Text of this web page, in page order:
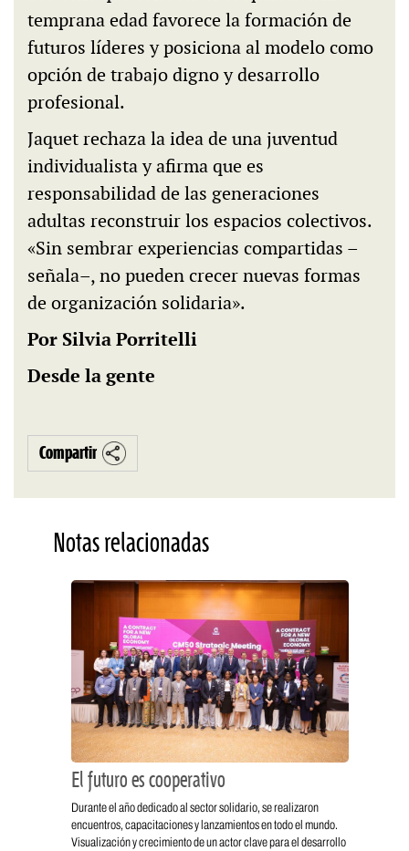
temprana edad favorece la formación de
futuros líderes y posiciona al modelo como
opción de trabajo digno y desarrollo
profesional.
Jaquet rechaza la idea de una juventud
individualista y afirma que es
responsabilidad de las generaciones
adultas reconstruir los espacios colectivos.
«Sin sembrar experiencias compartidas –
señala–, no pueden crecer nuevas formas
de organización solidaria».
Por Silvia Porritelli
Desde la gente
Compartir
Notas relacionadas
El futuro es cooperativo
Durante el año dedicado al sector solidario, se realizaron
encuentros, capacitaciones y lanzamientos en todo el mundo.
Visualización y crecimiento de un actor clave para el desarrollo